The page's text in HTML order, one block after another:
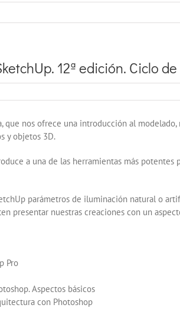
12ª edición. Ciclo
nos ofrece una introducción al
y objetos 3D.
a una de las herramientas más
parámetros de iluminación natural o
presentar nuestras creaciones con un
Pro
Aspectos básicos
con Photoshop